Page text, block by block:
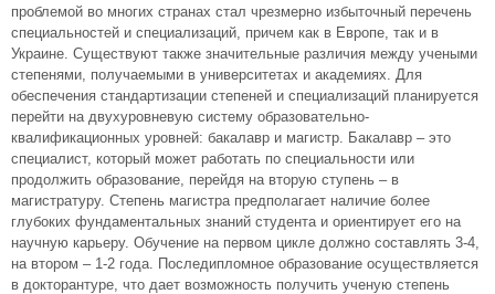
проблемой во многих странах стал чрезмерно избыточный перечень
специальностей и специализаций, причем как в Европе, так и в
Украине. Существуют также значительные различия между учеными
степенями, получаемыми в университетах и академиях. Для
обеспечения стандартизации степеней и специализаций планируется
перейти на двухуровневую систему образовательно-
квалификационных уровней: бакалавр и магистр. Бакалавр – это
специалист, который может работать по специальности или
продолжить образование, перейдя на вторую ступень – в
магистратуру. Степень магистра предполагает наличие более
глубоких фундаментальных знаний студента и ориентирует его на
научную карьеру. Обучение на первом цикле должно составлять 3-4,
на втором – 1-2 года. Последипломное образование осуществляется
в докторантуре, что дает возможность получить ученую степень